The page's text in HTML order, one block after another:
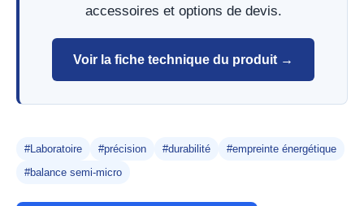
accessoires et options de devis.
Voir la fiche technique du produit →
#Laboratoire #précision #durabilité
#empreinte énergétique
#balance semi-micro